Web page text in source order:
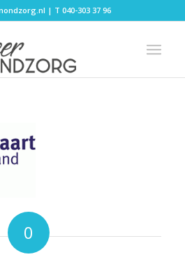
| T 040-303 37 96
0